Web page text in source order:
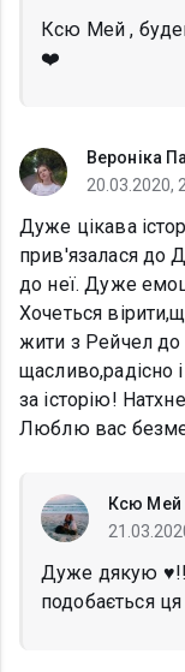
Ксю Мей ,
❤️
Вероніка
20.03.2020,
Дуже цікава
прив'язалася до
до неї. Дуже
Хочеться
жити з Рейчел до
щасливо,радісно
за історію!
Люблю вас
Ксю Мей
Дуже дякую
подобається ця